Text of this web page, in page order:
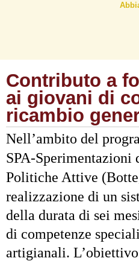
Contributo a
ai giovani di
ricambio
Nell’ambito del
SPA-Sperimentazioni
Politiche Attive
realizzazione di un
della durata di sei
di competenze
artigianali.